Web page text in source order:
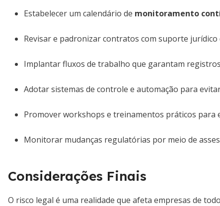
Estabelecer um calendário de monitoramento
Revisar e padronizar contratos com suporte jurídico
Implantar fluxos de trabalho que garantam
Adotar sistemas de controle e automação para
Promover workshops e treinamentos práticos para
Monitorar mudanças regulatórias por meio de
Considerações Finais
O risco legal é uma realidade que afeta empresas de